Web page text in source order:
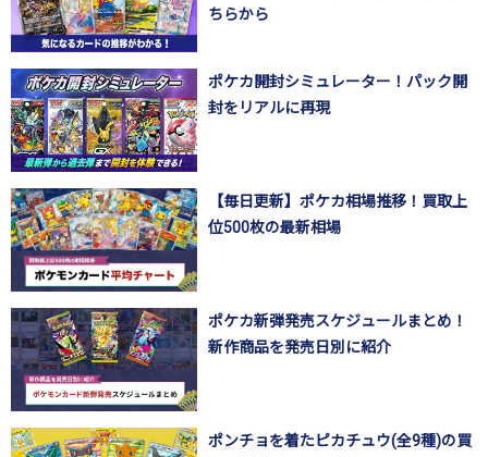
ちらから
ポケカ開封シミュレーター！パック開
封をリアルに再現
【毎日更新】ポケカ相場推移！買取上
位500枚の最新相場
ポケカ新弾発売スケジュールまとめ！
新作商品を発売日別に紹介
ポンチョを着たピカチュウ(全9種)の買